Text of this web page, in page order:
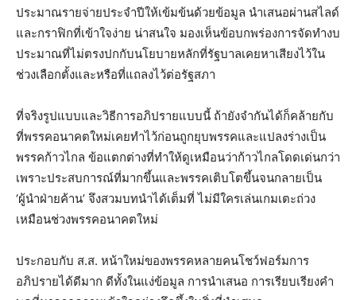
ประมาณรายจ่ายประจำปีให้เข้มข้นด้วยข้อมูล นำเสนอผ่านสไลด์
และกราฟิกที่เข้าใจง่าย น่าสนใจ มองเห็นข้อบกพร่องการจัดทำงบ
ประมาณที่ไม่ตรงปกกับนโยบายหลักที่รัฐบาลเคยหาเสียงไว้ใน
ช่วงเลือกตั้งและหรือที่แถลงไว้ต่อรัฐสภา
ที่จริงรูปแบบและวิธีการอภิปรายแบบนี้ ถ้ายังจำกันได้ก็คล้ายกับ
ที่พรรคอนาคตใหม่เคยทำไว้ก่อนถูกยุบพรรคและแปลงร่างเป็น
พรรคก้าวไกล ข้อแตกต่างที่ทำให้ดูเหมือนว่าก้าวไกลโดดเด่นกว่า
เพราะประสบการณ์ที่มากขึ้นและพรรคเติบโตขึ้นจนกลายเป็น
‘ผู้นำฝ่ายค้าน’ จึงสวมบทนำได้เต็มที่ ไม่มีใครเล่นเกมเตะถ่วง
เหมือนช่วงพรรคอนาคตใหม่
ประกอบกับ ส.ส. หน้าใหม่ของพรรคหลายคนโชว์ฟอร์มการ
อภิปรายได้ดีมาก ดีทั้งในแง่ข้อมูล การนำเสนอ การเรียบเรียงคำ